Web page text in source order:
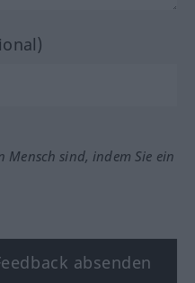
Mensch sind, indem Sie ein
absenden